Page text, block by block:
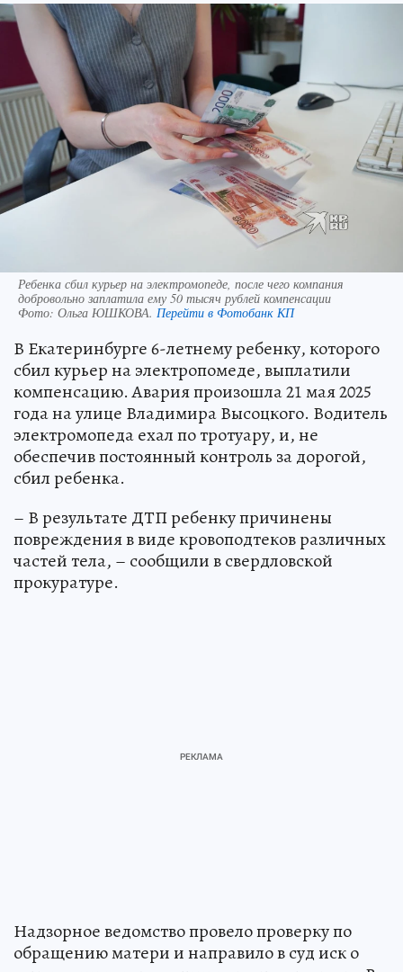
Ребенка сбил курьер на электромопеде, после чего компания
добровольно заплатила ему 50 тысяч рублей компенсации
Фото: Ольга ЮШКОВА. Перейти в Фотобанк КП
В Екатеринбурге 6-летнему ребенку, которого
сбил курьер на электропомеде, выплатили
компенсацию. Авария произошла 21 мая 2025
года на улице Владимира Высоцкого. Водитель
электромопеда ехал по тротуару, и, не
обеспечив постоянный контроль за дорогой,
сбил ребенка.
– В результате ДТП ребенку причинены
повреждения в виде кровоподтеков различных
частей тела, – сообщили в свердловской
прокуратуре.
Надзорное ведомство провело проверку по
обращению матери и направило в суд иск о